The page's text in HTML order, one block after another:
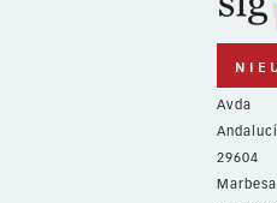
Avda
29604